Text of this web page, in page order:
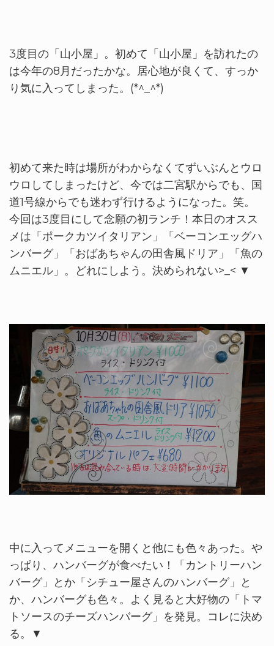
3度目の「山小屋」。初めて「山小屋」を訪れたの
は今年の8月だったかな。居心地が良くて、すっか
り気に入ってしまった。(*^_^*)
初めて来た時は場所がわからなくてずいぶんとウロ
ウロしてしまったけど、今では二宮駅からでも、国
道1号線からでも迷わず行けるようになった。笑。
今回は3度目にして念願の初ランチ！本日のオスス
メは「ポークカツイタリアン」「ベーコンエッグハ
ンバーグ」「おばあちゃんの田舎風ドリア」「魚の
ムニエル」。どれにしよう。決められない>_< ▼
中に入ってメニューを開くと他にも色々あった。や
っぱり、ハンバーグが食べたい！「カントリーハン
バーグ」とか「シチュー屋さんのハンバーグ」と
か、ハンバーグも色々。よく見ると大好物の「トマ
トソースのチーズハンバーグ」を発見。コレに決め
る。▼